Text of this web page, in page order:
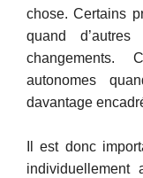
chose. Certains
quand
changements.
autonomes
davantage
Il est donc
individuellement